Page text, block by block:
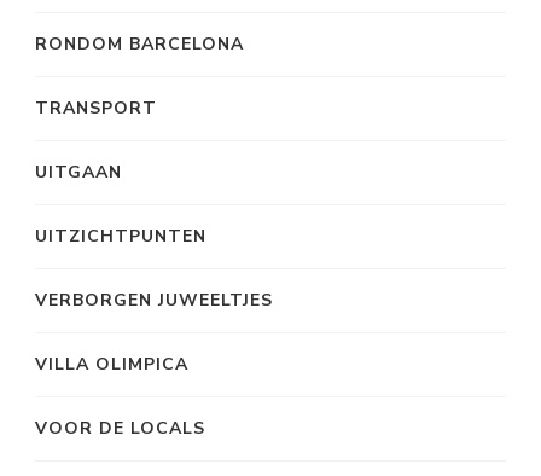
RONDOM BARCELONA
TRANSPORT
UITGAAN
UITZICHTPUNTEN
VERBORGEN JUWEELTJES
VILLA OLIMPICA
VOOR DE LOCALS